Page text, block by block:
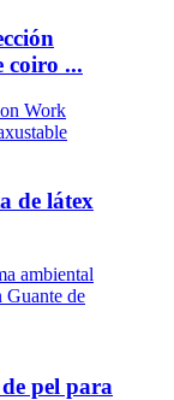
coiro ...
de látex
pel para